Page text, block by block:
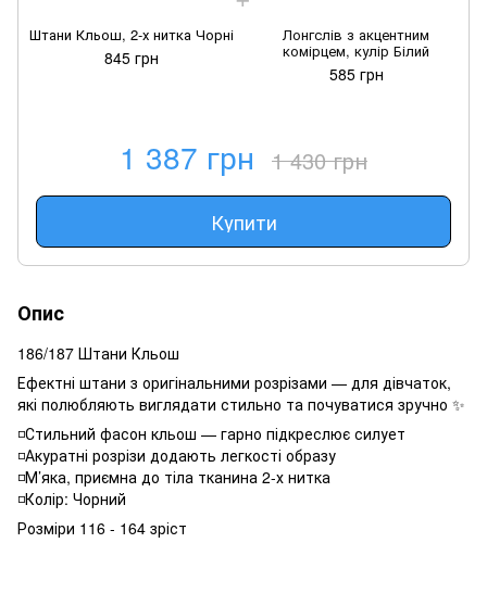
Штани Кльош, 2-х нитка Чорні
845 грн
Лонгслів з акцентним
комірцем, кулір Білий
585 грн
1 387 грн 1 430 грн
Купити
Опис
186/187 Штани Кльош
Ефектні штани з оригінальними розрізами — для дівчаток,
які полюбляють виглядати стильно та почуватися зручно ✨
◽️Стильний фасон кльош — гарно підкреслює силует
◽️Акуратні розрізи додають легкості образу
◽️М’яка, приємна до тіла тканина 2-х нитка
◽️Колір: Чорний
Розміри 116 - 164 зріст